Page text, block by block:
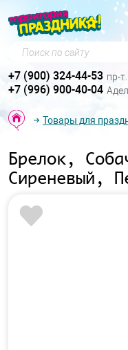
Поиск по сайту
+7 (900) 324-44-53 пр-
+7 (996) 900-40-04
Товары для
Брелок,
Сиреневый,